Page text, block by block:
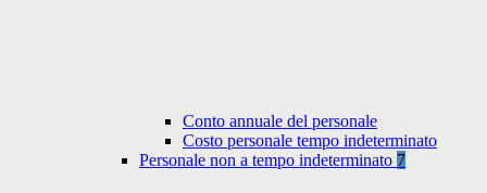
Conto annuale del personale
Costo personale tempo indeterminato
Personale non a tempo indeterminato 7